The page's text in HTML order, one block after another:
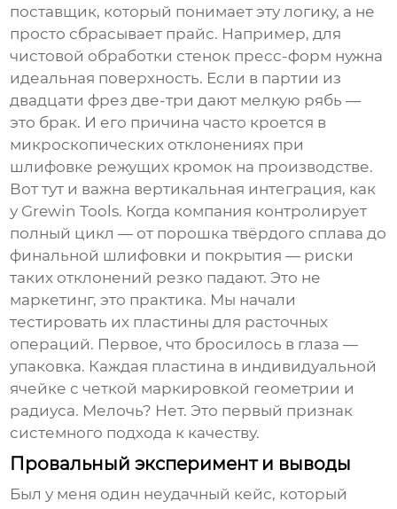
поставщик, который понимает эту логику, а не
просто сбрасывает прайс. Например, для
чистовой обработки стенок пресс-форм нужна
идеальная поверхность. Если в партии из
двадцати фрез две-три дают мелкую рябь —
это брак. И его причина часто кроется в
микроскопических отклонениях при
шлифовке режущих кромок на производстве.
Вот тут и важна вертикальная интеграция, как
у Grewin Tools. Когда компания контролирует
полный цикл — от порошка твёрдого сплава до
финальной шлифовки и покрытия — риски
таких отклонений резко падают. Это не
маркетинг, это практика. Мы начали
тестировать их пластины для расточных
операций. Первое, что бросилось в глаза —
упаковка. Каждая пластина в индивидуальной
ячейке с четкой маркировкой геометрии и
радиуса. Мелочь? Нет. Это первый признак
системного подхода к качеству.
Провальный эксперимент и выводы
Был у меня один неудачный кейс, который